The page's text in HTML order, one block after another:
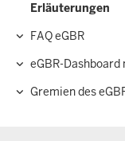
Erläuterungen
FAQ eGBR
eGBR-
Gremien des